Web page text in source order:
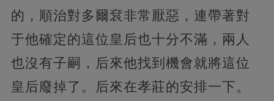
的，順治對多爾袞非常厭惡，連帶著對
于他確定的這位皇后也十分不滿，兩人
也沒有子嗣，后來他找到機會就將這位
皇后廢掉了。后來在孝莊的安排一下。